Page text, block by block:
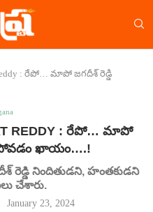
: రేపో… మాపో జగదీశ్ రెడ్డి
REDDY : రేపో… మాపో
పోవడం ఖాయం….!
రెడ్డి నిందితుడని, హంతకుడని
చేశారు.
January 23, 2024